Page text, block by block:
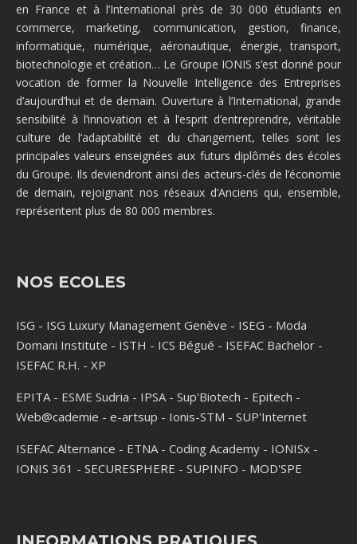
en France et à l’International près de 30 000 étudiants en
commerce, marketing, communication, gestion, finance,
informatique, numérique, aéronautique, énergie, transport,
biotechnologie et création… Le Groupe IONIS s’est donné pour
vocation de former la Nouvelle Intelligence des Entreprises
d’aujourd’hui et de demain. Ouverture à l’International, grande
sensibilité à l’innovation et à l’esprit d’entreprendre, véritable
culture de l’adaptabilité et du changement, telles sont les
principales valeurs enseignées aux futurs diplômés des écoles
du Groupe. Ils deviendront ainsi des acteurs-clés de l’économie
de demain, rejoignant nos réseaux d’Anciens qui, ensemble,
représentent plus de 80 000 membres.
NOS ECOLES
ISG - ISG Luxury Management Genève - ISEG - Moda
Domani Institute - ISTH - ICS Bégué - ISEFAC Bachelor -
ISEFAC R.H. - XP
EPITA - ESME Sudria - IPSA - Sup'Biotech - Epitech -
Web@cademie - e-artsup - Ionis-STM - SUP'Internet
ISEFAC Alternance - ETNA - Coding Academy - IONISx -
IONIS 361 - SECURESPHERE - SUPINFO - MOD'SPE